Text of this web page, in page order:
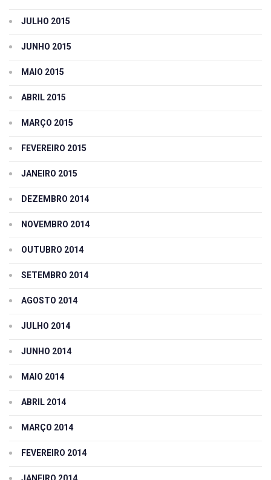
JULHO 2015
JUNHO 2015
MAIO 2015
ABRIL 2015
MARÇO 2015
FEVEREIRO 2015
JANEIRO 2015
DEZEMBRO 2014
NOVEMBRO 2014
OUTUBRO 2014
SETEMBRO 2014
AGOSTO 2014
JULHO 2014
JUNHO 2014
MAIO 2014
ABRIL 2014
MARÇO 2014
FEVEREIRO 2014